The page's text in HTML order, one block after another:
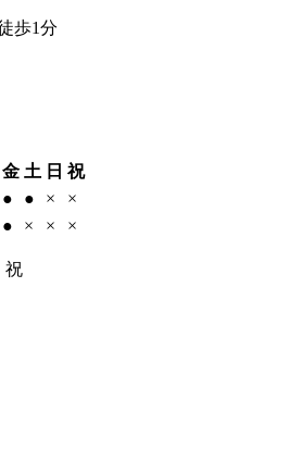
歩1分
金 土 日 祝
● ● ×
×
● × × ×
祝